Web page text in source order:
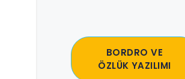
BORDRO VE
ÖZLÜK YAZILIMI